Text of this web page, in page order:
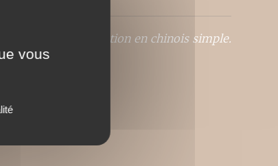
cours de traduction en chinois simple.
vous